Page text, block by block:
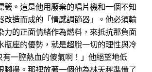
籤。這是他用廢棄的唱片機和一個不知
改造而成的「情感調節器」。他必須輸
力的正面情緒作為燃料，來抵抗那負面
瓶座的優勢，就是超脫一切的理性與冷
一腔熱血的傻氣啊！」他絕望地低
腳邊。那裡放著一個他為林天秤準備了